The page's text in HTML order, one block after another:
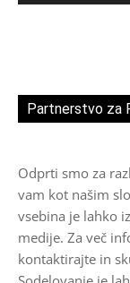
Partnerstvo za
Odprti smo za
vam kot našim
vsebina je lahko
medije. Za več
kontaktirajte in